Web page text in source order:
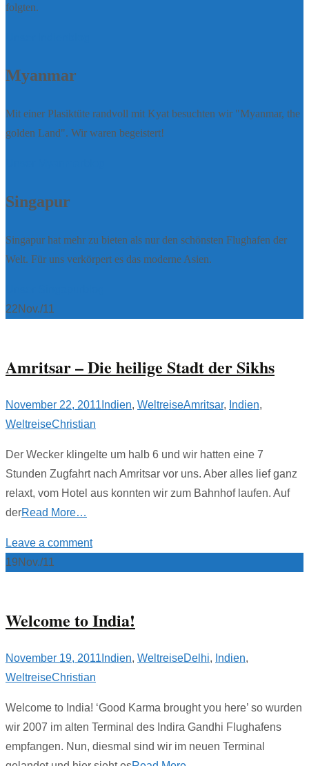
folgten.
Myanmar
Mit einer Plasiktüte randvoll mit Kyat besuchten wir "Myanmar, the
golden Land". Wir waren begeistert!
Singapur
Singapur hat mehr zu bieten als nur den schönsten Flughafen der
Welt. Für uns verkörpert es das moderne Asien.
22Nov./11
Amritsar – Die heilige Stadt der Sikhs
November 22, 2011 Indien, WeltreiseAmritsar, Indien,
WeltreiseChristian
Der Wecker klingelte um halb 6 und wir hatten eine 7
Stunden Zugfahrt nach Amritsar vor uns. Aber alles lief ganz
relaxt, vom Hotel aus konnten wir zum Bahnhof laufen. Auf
derRead More…
Leave a comment
19Nov./11
Welcome to India!
November 19, 2011 Indien, WeltreiseDelhi, Indien,
WeltreiseChristian
Welcome to India! ‘Good Karma brought you here’ so wurden
wir 2007 im alten Terminal des Indira Gandhi Flughafens
empfangen. Nun, diesmal sind wir im neuen Terminal